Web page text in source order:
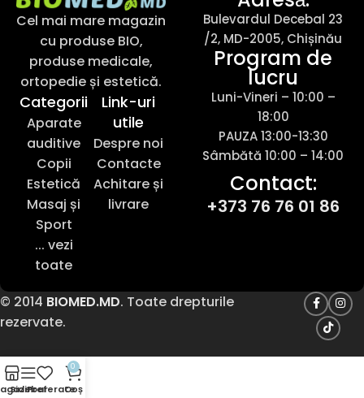
Cel mai mare magazin
cu produse BIO,
produse medicale,
ortopedie și estetică.
Categorii
Aparate
auditive
Copii
Estetică
Masaj și
Sport
... vezi
toate
Link-uri
utile
Despre noi
Contacte
Achitare și
livrare
Bulevardul Decebal 23
/2, MD-2005, Chișinău
Program de
lucru
Luni-Vineri – 10:00 –
18:00
PAUZA 13:00-13:30
Sâmbătă 10:00 – 14:00
Contact:
+373 76 76 01 86
© 2014 BIOMED.MD. Toate drepturile
rezervate.
Sidebar
Preferate
0
Coș